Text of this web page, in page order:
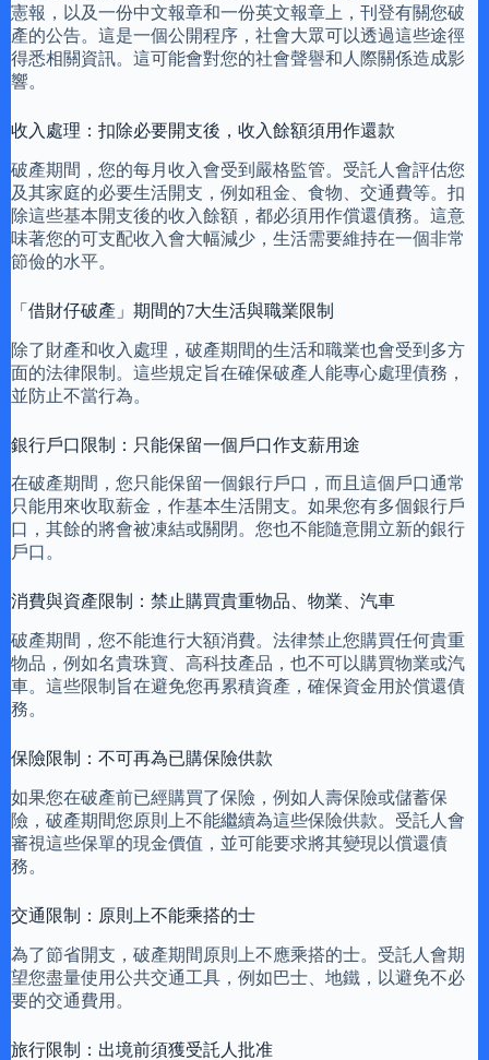
憲報，以及一份中文報章和一份英文報章上，刊登有關您破
產的公告。這是一個公開程序，社會大眾可以透過這些途徑
得悉相關資訊。這可能會對您的社會聲譽和人際關係造成影
響。
收入處理：扣除必要開支後，收入餘額須用作還款
破產期間，您的每月收入會受到嚴格監管。受託人會評估您
及其家庭的必要生活開支，例如租金、食物、交通費等。扣
除這些基本開支後的收入餘額，都必須用作償還債務。這意
味著您的可支配收入會大幅減少，生活需要維持在一個非常
節儉的水平。
「借財仔破產」期間的7大生活與職業限制
除了財產和收入處理，破產期間的生活和職業也會受到多方
面的法律限制。這些規定旨在確保破產人能專心處理債務，
並防止不當行為。
銀行戶口限制：只能保留一個戶口作支薪用途
在破產期間，您只能保留一個銀行戶口，而且這個戶口通常
只能用來收取薪金，作基本生活開支。如果您有多個銀行戶
口，其餘的將會被凍結或關閉。您也不能隨意開立新的銀行
戶口。
消費與資產限制：禁止購買貴重物品、物業、汽車
破產期間，您不能進行大額消費。法律禁止您購買任何貴重
物品，例如名貴珠寶、高科技產品，也不可以購買物業或汽
車。這些限制旨在避免您再累積資產，確保資金用於償還債
務。
保險限制：不可再為已購保險供款
如果您在破產前已經購買了保險，例如人壽保險或儲蓄保
險，破產期間您原則上不能繼續為這些保險供款。受託人會
審視這些保單的現金價值，並可能要求將其變現以償還債
務。
交通限制：原則上不能乘搭的士
為了節省開支，破產期間原則上不應乘搭的士。受託人會期
望您盡量使用公共交通工具，例如巴士、地鐵，以避免不必
要的交通費用。
旅行限制：出境前須獲受託人批准